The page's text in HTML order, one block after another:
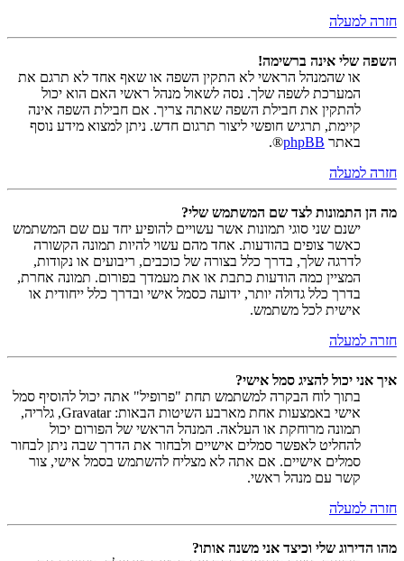
חזרה למעלה
השפה שלי אינה ברשימה!
או שהמנהל הראשי לא התקין השפה או שאף אחד לא תרגם את
המערכת לשפה שלך. נסה לשאול מנהל ראשי האם הוא יכול
להתקין את חבילת השפה שאתה צריך. אם חבילת השפה אינה
קיימת, תרגיש חופשי ליצור תרגום חדש. ניתן למצוא מידע נוסף
באתר phpBB
®.
חזרה למעלה
מה הן התמונות לצד שם המשתמש שלי?
ישנם שני סוגי תמונות אשר עשויים להופיע יחד עם שם המשתמש
כאשר צופים בהודעות. אחד מהם עשוי להיות תמונה הקשורה
לדרגה שלך, בדרך כלל בצורה של כוכבים, ריבועים או נקודות,
המציין כמה הודעות כתבת או את מעמדך בפורום. תמונה אחרת,
בדרך כלל גדולה יותר, ידועה כסמל אישי ובדרך כלל ייחודית או
אישית לכל משתמש.
חזרה למעלה
איך אני יכול להציג סמל אישי?
בתוך לוח הבקרה למשתמש תחת "פרופיל" אתה יכול להוסיף סמל
אישי באמצעות אחת מארבע השיטות הבאות: Gravatar, גלריה,
תמונה מרוחקת או העלאה. המנהל הראשי של הפורום יכול
להחליט לאפשר סמלים אישיים ולבחור את הדרך שבה ניתן לבחור
סמלים אישיים. אם אתה לא מצליח להשתמש בסמל אישי, צור
קשר עם מנהל ראשי.
חזרה למעלה
מהו הדירוג שלי וכיצד אני משנה אותו?